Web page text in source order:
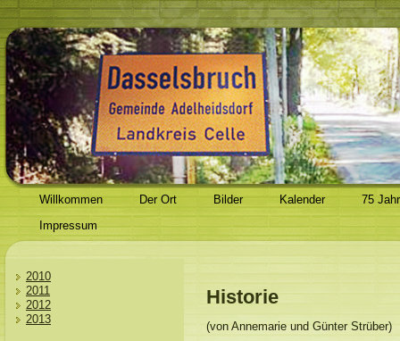
Willkommen Der Ort Bilder Kalender
75
Impressum
2010
2011
2012
2013
Historie
(von Annemarie und Günter Strüber)